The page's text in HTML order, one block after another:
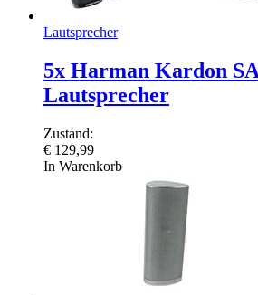
Lautsprecher
5x Harman Kardon
Lautsprecher
Zustand:
€ 129,99
In Warenkorb